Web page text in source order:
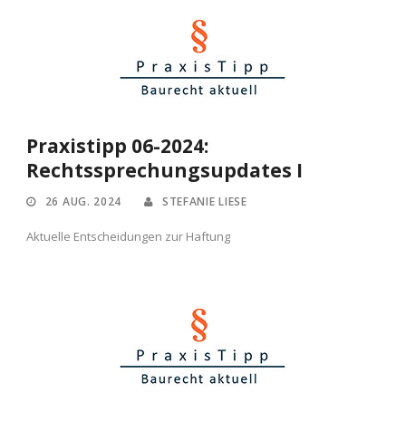
Praxistipp 06-2024:
Rechtssprechungsupdates I
26 AUG. 2024 STEFANIE LIESE
Aktuelle Entscheidungen zur Haftung